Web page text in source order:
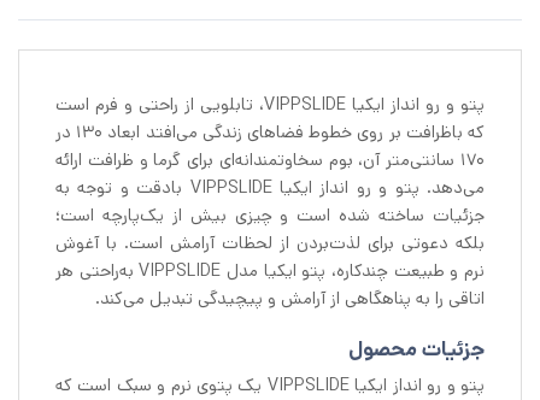
پتو و رو انداز ایکیا VIPPSLIDE، تابلویی از راحتی و فرم است
که باظرافت بر روی خطوط فضاهای زندگی می‌افتد ابعاد ۱۳۰ در
۱۷۰ سانتی‌متر آن، بوم سخاوتمندانه‌ای برای گرما و ظرافت ارائه
می‌دهد. پتو و رو انداز ایکیا VIPPSLIDE بادقت و توجه به
جزئیات ساخته شده است و چیزی بیش از یک‌پارچه است؛
بلکه دعوتی برای لذت‌بردن از لحظات آرامش است. با آغوش
نرم و طبیعت چندکاره، پتو ایکیا مدل VIPPSLIDE به‌راحتی هر
اتاقی را به پناهگاهی از آرامش و پیچیدگی تبدیل می‌کند.
جزئیات محصول
پتو و رو انداز ایکیا VIPPSLIDE یک پتوی نرم و سبک است که